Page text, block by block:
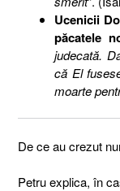
Ucenicii
păcatele
judecată.
că El
moarte
De ce au crezut
Petru explica, în